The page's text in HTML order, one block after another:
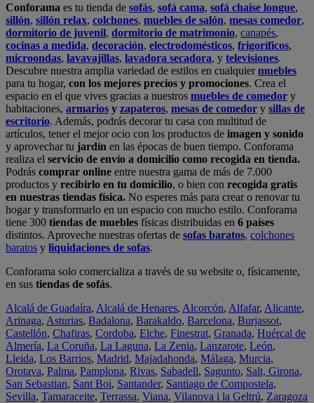
Conforama es tu tienda de sofás, sofá cama, sofá chaise longue,
sillón, sillón relax, colchones, muebles de salón, mesas comedor,
dormitorio de juvenil, dormitorio de matrimonio, canapés,
cocinas a medida, decoración, electrodomésticos, frigoríficos,
microondas, lavavajillas, lavadora secadora, y televisiones.
Descubre nuestra amplia variedad de estilos en cualquiermuebles
para tu hogar, con los mejores precios y promociones. Crea el
espacio en el que vives gracias a nuestros muebles de comedor y
habitaciones, armarios y zapateros, mesas de comedor y sillas de
escritorio. Además, podrás decorar tu casa con multitud de
artículos, tener el mejor ocio con los productos de imagen y sonido
y aprovechar tu jardín en las épocas de buen tiempo. Conforama
realiza el servicio de envío a domicilio como recogida en tienda.
Podrás comprar online entre nuestra gama de más de 7.000
productos y recibirlo en tu domicilio, o bien con recogida gratis
en nuestras tiendas física. No esperes más para crear o renovar tu
hogar y transformarlo en un espacio con mucho estilo. Conforama
tiene 300 tiendas de muebles físicas distribuidas en 6 países
distintos. Aproveche nuestras ofertas de sofas baratos, colchones
baratos y liquidaciones de sofas.
Conforama solo comercializa a través de su website o, físicamente,
en sus tiendas de sofás.
Alcalá de Guadaíra, Alcalá de Henares, Alcorcón, Alfafar, Alicante,
Arinaga, Asturias, Badalona, Barakaldo, Barcelona, Burjassot,
Castellón, Chafiras, Cordoba, Elche, Finestrat, Granada, Huércal de
Almería, La Coruña, La Laguna, La Zenia, Lanzarote, León,
Lleida, Los Barrios, Madrid, Majadahonda, Málaga, Murcia,
Orotava, Palma, Pamplona, Rivas, Sabadell, Sagunto, Salt, Girona,
San Sebastian, Sant Boi, Santander, Santiago de Compostela,
Sevilla, Tamaraceite, Terrassa, Viana, Vilanova i la Geltrú, Zaragoza